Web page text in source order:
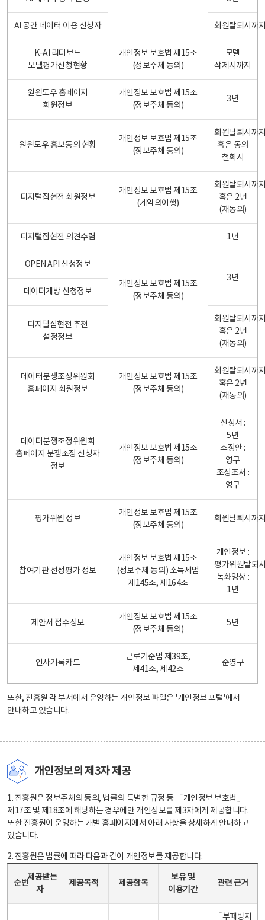
AI 공간 데이터 이용 신청자 회원탈퇴시까
K-AI 리더보드
모델평가신청현황
개인정보 보호법 제15조
(정보주체 동의)
모델
삭제시까지
원윈도우 홈페이지
회원정보
개인정보 보호법 제15조
(정보주체 동의)
3년
원윈도우 홍보동의 현황
개인정보 보호법 제15조
(정보주체 동의)
회원탈퇴시까
혹은 동의
철회시
디지털집현전 회원정보
개인정보 보호법 제15조
(계약의이행)
회원탈퇴시까
혹은 2년
(재동의)
디지털집현전 의견수렴
개인정보 보호법 제15조
(정보주체 동의)
1년
OPEN API 신청정보
3년
데이터개방 신청정보
디지털집현전 추천
설정정보
회원탈퇴시까
혹은 2년
(재동의)
데이터분쟁조정위원회
홈페이지 회원정보
개인정보 보호법 제15조
(정보주체 동의)
회원탈퇴시까
혹은 2년
(재동의)
데이터분쟁조정위원회
홈페이지 분쟁조정 신청자
정보
개인정보 보호법 제15조
(정보주체 동의)
신청서 :
5년
조정안 :
영구
조정조서 :
영구
평가위원 정보
개인정보 보호법 제15조
(정보주체 동의)
회원탈퇴시까
참여기관 선정평가 정보
개인정보 보호법 제15조
(정보주체 동의) 소득세법
제145조, 제164조
개인정보 :
평가위원탈퇴
녹화영상 :
1년
제안서 접수정보
개인정보 보호법 제15조
(정보주체 동의)
5년
인사기록카드
근로기준법 제39조,
제41조, 제42조
준영구
또한, 진흥원 각 부서에서 운영하는 개인정보 파일은 '개인정보 포털'에서
안내하고 있습니다.
개인정보의 제3자 제공
1. 진흥원은 정보주체의 동의, 법률의 특별한 규정 등 「개인정보 보호법」
제17조 및 제18조에 해당하는 경우에만 개인정보를 제3자에게 제공합니다.
또한 진흥원이 운영하는 개별 홈페이지에서 아래 사항을 상세하게 안내하고
있습니다.
2. 진흥원은 법률에 따라 다음과 같이 개인정보를 제공합니다.
순번
제공받는
자
제공목적 제공항목
보유 및
이용기간
관련 근거
「부패방지